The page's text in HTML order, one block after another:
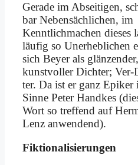
Ge­ra­de im Ab­sei­ti­gen,
bar Ne­ben­säch­li­chen, im
Kennt­lich­ma­chen die­ses
läu­fig so Un­er­heb­li­chen
sich Bey­er als glän­zen­der,
kunst­vol­ler Dich­ter;
ter. Da ist er ganz Epi­ker
Sin­ne Pe­ter Hand­kes
Wort so tref­fend auf
Lenz an­wen­dend).
Fik­tio­na­li­sie­run­gen